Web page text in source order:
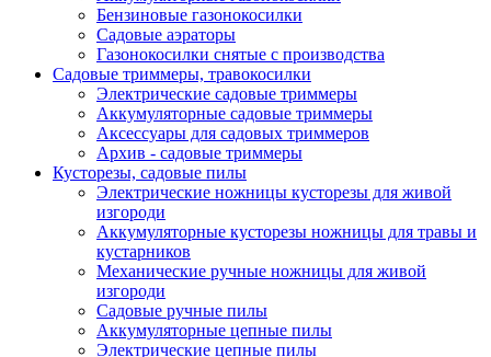
Бензиновые газонокосилки
Садовые аэраторы
Газонокосилки снятые с производства
Садовые триммеры, травокосилки
Электрические садовые триммеры
Аккумуляторные садовые триммеры
Аксессуары для садовых триммеров
Архив - садовые триммеры
Кусторезы, садовые пилы
Электрические ножницы кусторезы для живой
изгороди
Аккумуляторные кусторезы ножницы для травы и
кустарников
Механические ручные ножницы для живой
изгороди
Садовые ручные пилы
Аккумуляторные цепные пилы
Электрические цепные пилы